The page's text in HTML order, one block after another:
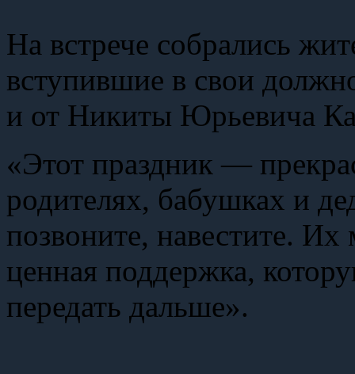
На встрече собрались
вступившие в свои
и от Никиты Юрьевича
«Этот праздник —
родителях, бабушках и
позвоните, навестите.
ценная поддержка,
передать дальше».